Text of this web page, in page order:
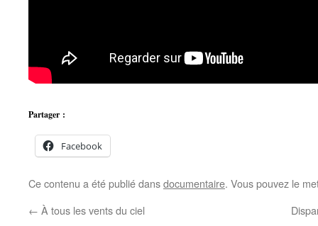
Partager :
Facebook
Ce contenu a été publié dansdocumentaire. Vous pouvez le
← À tous les vents du ciel